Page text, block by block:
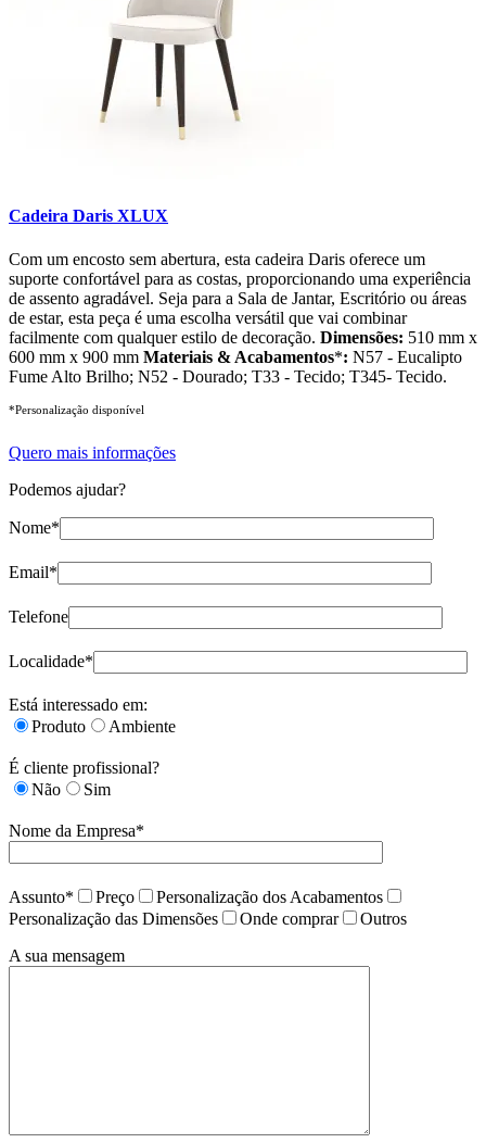
Cadeira Daris XLUX
Com um encosto sem abertura, esta cadeira Daris oferece um
suporte confortável para as costas, proporcionando uma experiência
de assento agradável. Seja para a Sala de Jantar, Escritório ou áreas
de estar, esta peça é uma escolha versátil que vai combinar
facilmente com qualquer estilo de decoração. Dimensões: 510 mm x
600 mm x 900 mm Materiais & Acabamentos*: N57 - Eucalipto
Fume Alto Brilho; N52 - Dourado; T33 - Tecido; T345- Tecido.
*Personalização disponível
Quero mais informações
Podemos ajudar?
Nome*
Email*
Telefone
Localidade*
Está interessado em:
Produto
Ambiente
É cliente profissional?
Não
Sim
Nome da Empresa*
Assunto* Preço
Personalização dos Acabamentos
Personalização das Dimensões
Onde comprar
Outros
A sua mensagem